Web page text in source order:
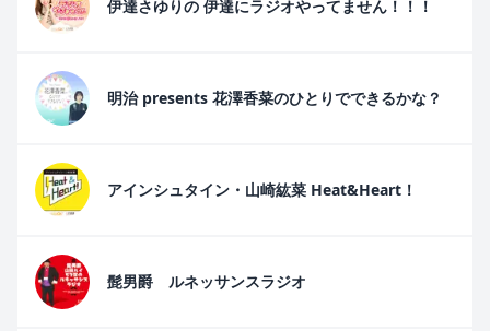
伊達さゆりの 伊達にラジオやってません！！！
明治 presents 花澤香菜のひとりでできるかな？
アインシュタイン・山崎紘菜 Heat&Heart！
髭男爵 ルネッサンスラジオ